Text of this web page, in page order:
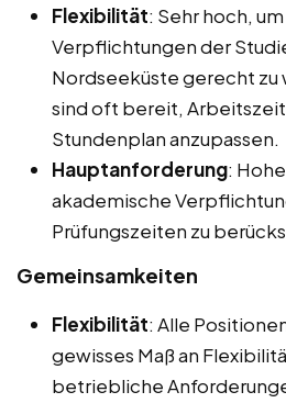
Flexibilität: Sehr hoch,
Verpflichtungen der
Nordseeküste gerecht
sind oft bereit,
Stundenplan anzupassen.
Hauptanforderung:
akademische
Prüfungszeiten zu
Gemeinsamkeiten
Flexibilität: Alle
gewisses Maß an
betriebliche